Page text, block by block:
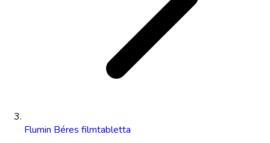
Flumin Béres filmtabletta